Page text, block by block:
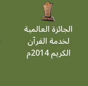
الجائزة العالمية
لخدمة القرآن
الكريم 2014م